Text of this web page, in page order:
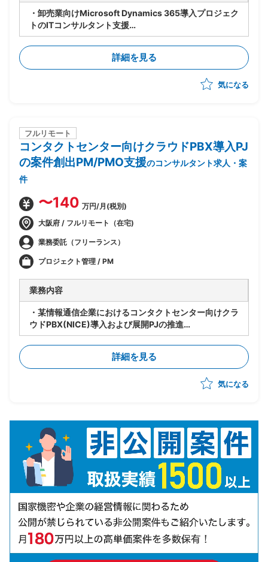
・卸売業向けMicrosoft Dynamics 365導入プロジェク
トのITコンサルタント支援
・ITコンサルタントポジション
・卸売業務(仕入・販売・在庫管理等)の業務要件ヒアリ
・D365の機能要件定義および業務フロー設計支援
・M365、D365を活用したAI関連機能の提案・導入支
詳細を見る
気になる
フルリモート
コンタクトセンター向けクラウドPBX導入PJ
の案件創出PM/PMO支援のコンサルタント求人・案
件
〜140 万円/月(税別)
大阪府 / フルリモート（在宅)
業務委託（フリーランス）
プロジェクト管理 / PM
業務内容
・某情報通信企業におけるコンタクトセンター向けクラ
ウドPBX(NICE)導入および展開PJの推進
・コンタクトセンター基盤導入の上流提案から実装まで
の推進
・顧客への提案活動を通じた案件創出および案件獲得の
リード
・チームの先頭に立ち、進捗管理/課題管理を行いなが
詳細を見る
気になる